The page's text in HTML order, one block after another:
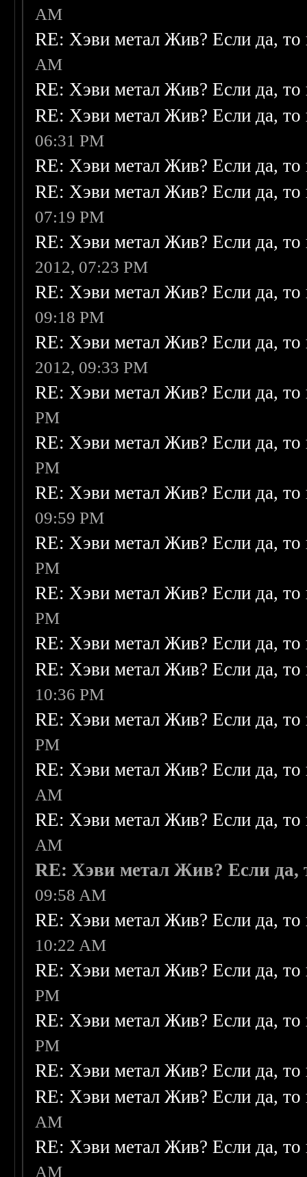
AM
RE: Хэви метал Жив? Если да, то
AM
RE: Хэви метал Жив? Если да, то
RE: Хэви метал Жив? Если да, то
06:31 PM
RE: Хэви метал Жив? Если да, то
RE: Хэви метал Жив? Если да, то
07:19 PM
RE: Хэви метал Жив? Если да, то
2012, 07:23 PM
RE: Хэви метал Жив? Если да, то
09:18 PM
RE: Хэви метал Жив? Если да, то
2012, 09:33 PM
RE: Хэви метал Жив? Если да, то
PM
RE: Хэви метал Жив? Если да, то
PM
RE: Хэви метал Жив? Если да, то
09:59 PM
RE: Хэви метал Жив? Если да, то
PM
RE: Хэви метал Жив? Если да, то
PM
RE: Хэви метал Жив? Если да, то
RE: Хэви метал Жив? Если да, то
10:36 PM
RE: Хэви метал Жив? Если да, то
PM
RE: Хэви метал Жив? Если да, то
AM
RE: Хэви метал Жив? Если да, то
AM
RE: Хэви метал Жив? Если да,
09:58 AM
RE: Хэви метал Жив? Если да, то
10:22 AM
RE: Хэви метал Жив? Если да, то
PM
RE: Хэви метал Жив? Если да, то
PM
RE: Хэви метал Жив? Если да, то
RE: Хэви метал Жив? Если да, то
AM
RE: Хэви метал Жив? Если да, то
AM